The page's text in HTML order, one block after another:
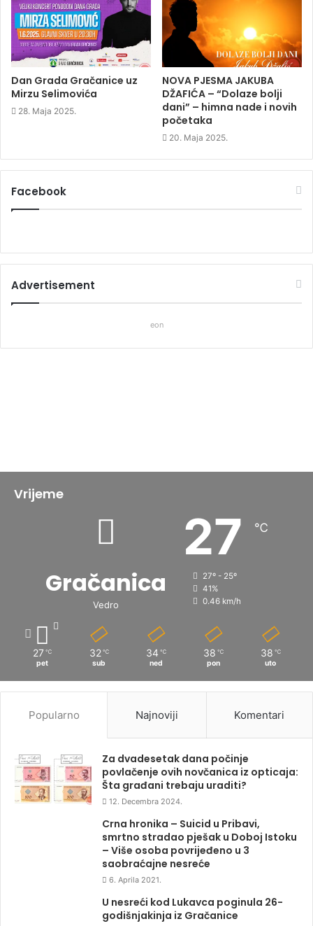
o
w
)
w
)
Dan Grada Gračanice uz
Mirzu Selimovića
28. Maja 2025.
NOVA PJESMA JAKUBA
DŽAFIĆA – “Dolaze bolji
dani” – himna nade i novih
početaka
20. Maja 2025.
Facebook
Advertisement
eon
Vrijeme
Gračanica
Vedro
27 ℃
27º - 25º
41%
0.46 km/h
27 ℃
pet
32 ℃
sub
34 ℃
ned
38 ℃
pon
38 ℃
uto
Popularno Najnoviji Komentari
Za dvadesetak dana počinje
povlačenje ovih novčanica iz opticaja:
Šta građani trebaju uraditi?
12. Decembra 2024.
Crna hronika – Suicid u Pribavi,
smrtno stradao pješak u Doboj Istoku
– Više osoba povrijeđeno u 3
saobraćajne nesreće
6. Aprila 2021.
U nesreći kod Lukavca poginula 26-
godišnjakinja iz Gračanice